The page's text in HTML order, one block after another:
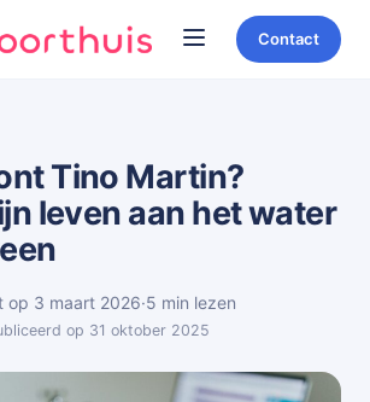
Contact
Tino Martin?
leven aan het water
op 3 maart 2026·5 min lezen
op 31 oktober 2025